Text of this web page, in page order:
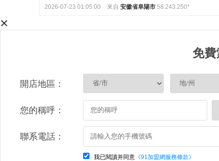
2026-07-23 01:05:00
來自 安徽省阜陽市 58.243.250*
×
免費
開店地區：
您的稱呼：
聯系電話：
我已閱讀并同意 《91加盟網服務條款》